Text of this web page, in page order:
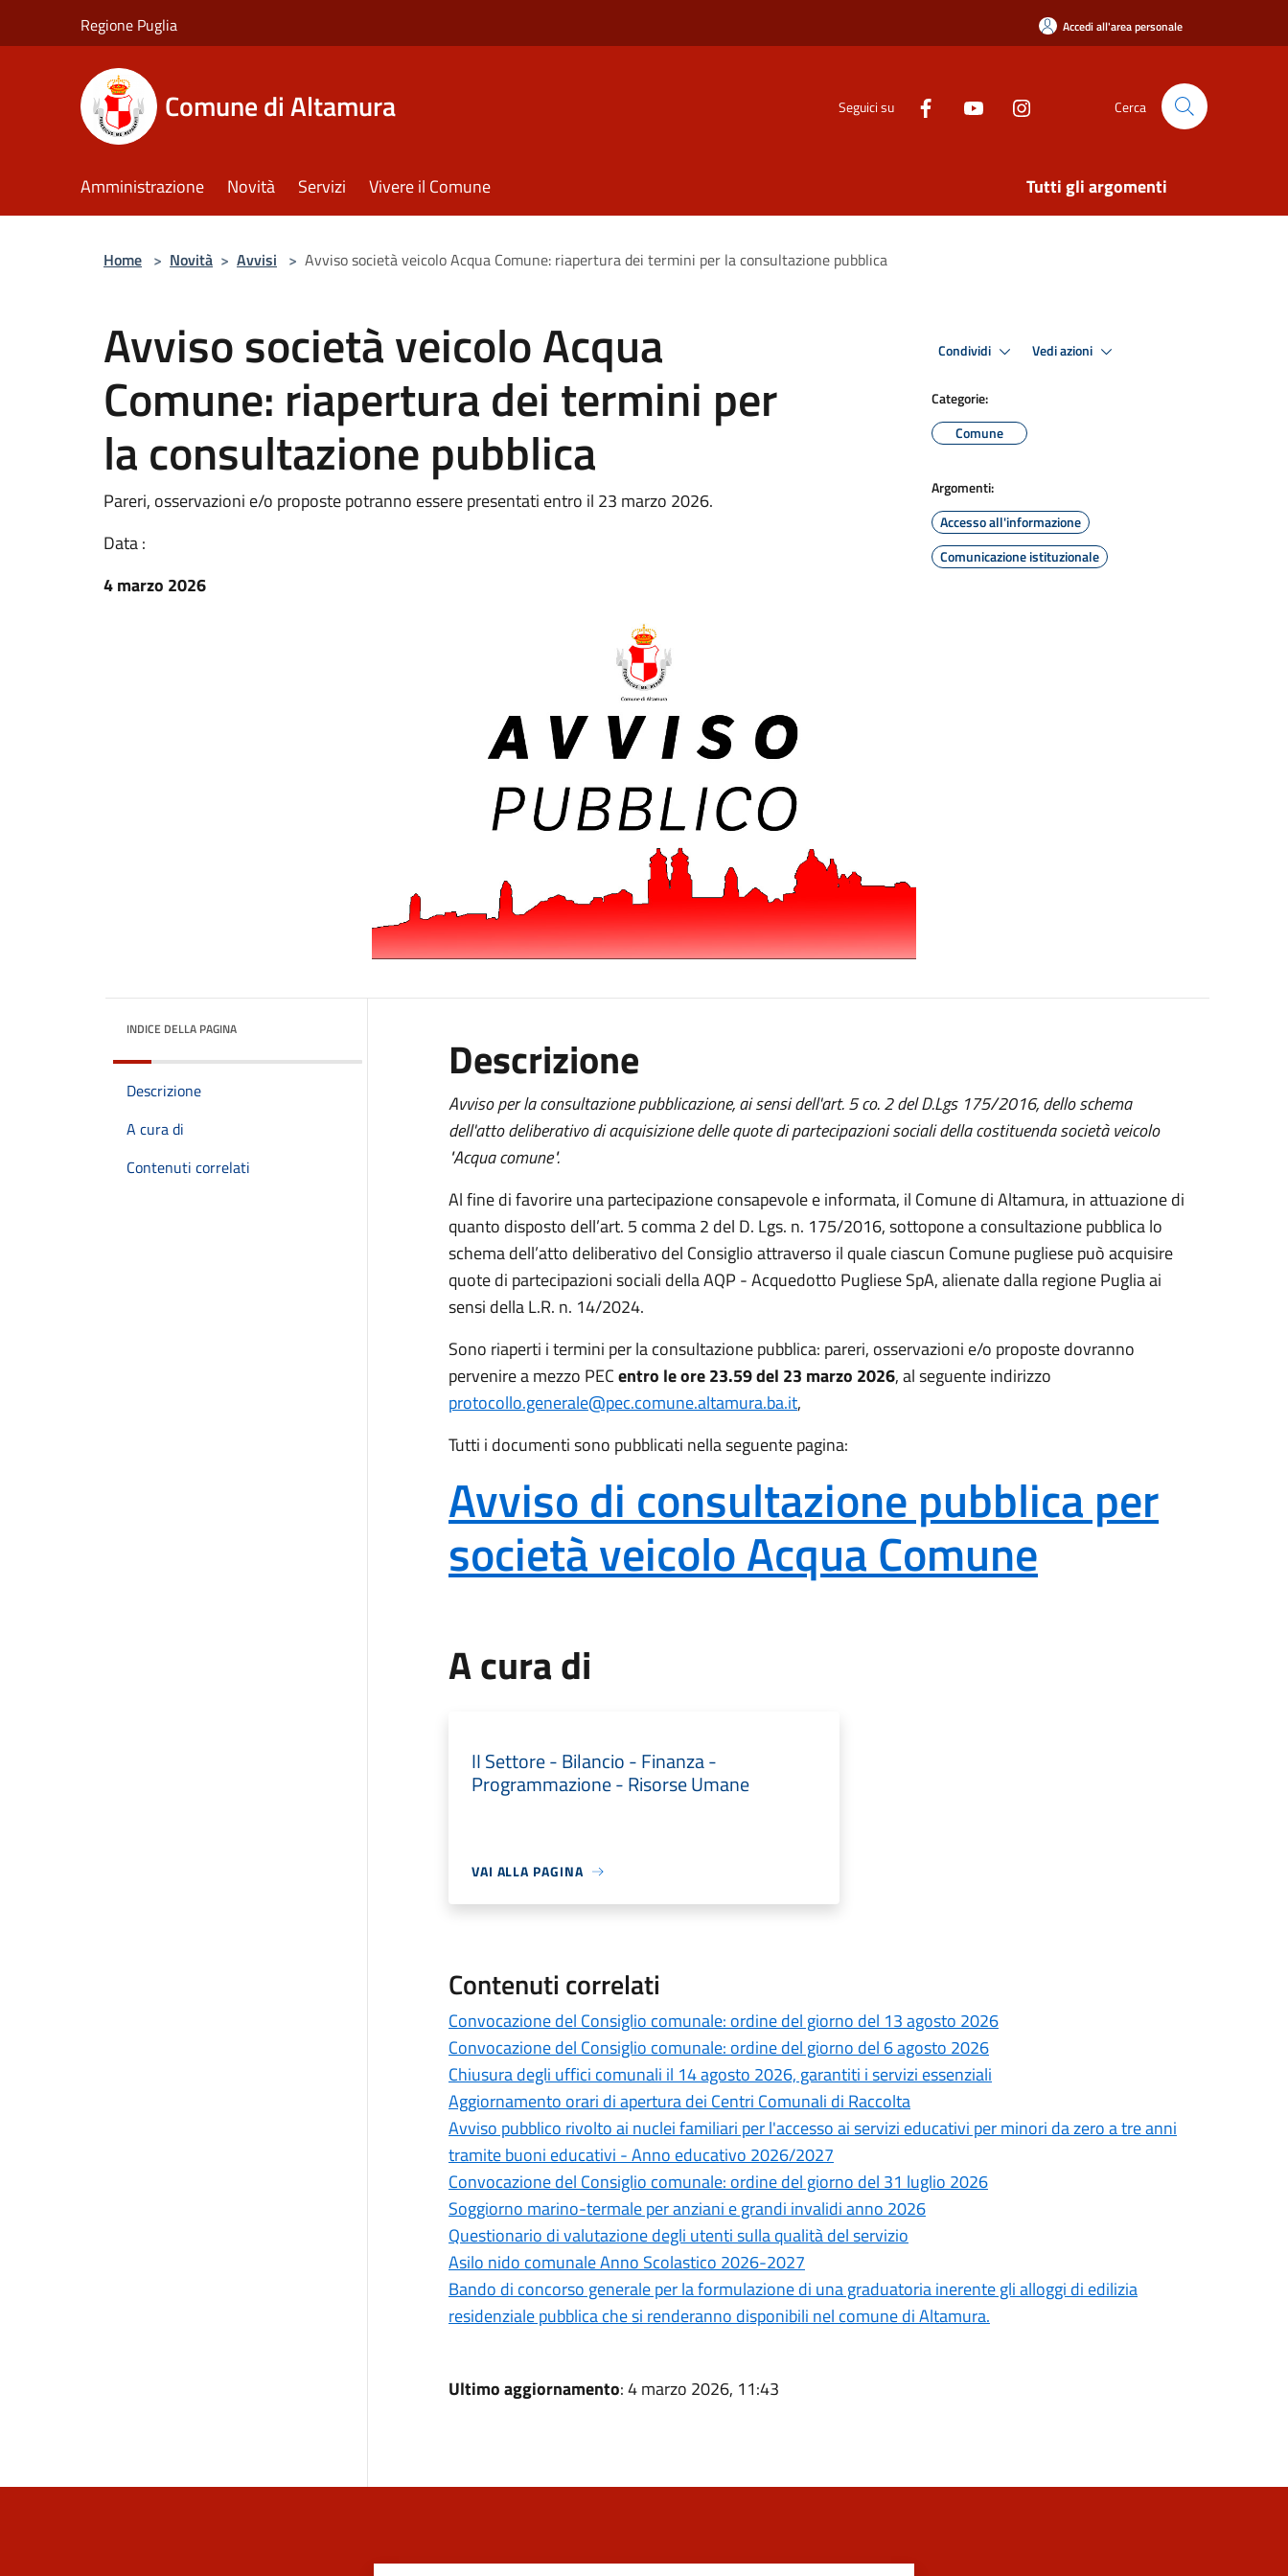
Regione Puglia Accedi all'area personale
Comune di Altamura Seguici su Cerca
Amministrazione Novità Servizi Vivere il Comune Tutti gli argomenti
Home > Novità > Avvisi > Avviso società veicolo Acqua Comune: riapertura dei termini per la consultazione pubblica
Avviso società veicolo Acqua
Comune: riapertura dei termini per
la consultazione pubblica
Pareri, osservazioni e/o proposte potranno essere presentati entro il 23 marzo 2026.
Data :
4 marzo 2026
Condividi Vedi azioni
Categorie:
Comune
Argomenti:
Accesso all'informazione
Comunicazione istituzionale
INDICE DELLA PAGINA
Descrizione
A cura di
Contenuti correlati
Descrizione
Avviso per la consultazione pubblicazione, ai sensi dell'art. 5 co. 2 del D.Lgs 175/2016, dello schema
dell'atto deliberativo di acquisizione delle quote di partecipazioni sociali della costituenda società veicolo
"Acqua comune".
Al fine di favorire una partecipazione consapevole e informata, il Comune di Altamura, in attuazione di
quanto disposto dell’art. 5 comma 2 del D. Lgs. n. 175/2016, sottopone a consultazione pubblica lo
schema dell’atto deliberativo del Consiglio attraverso il quale ciascun Comune pugliese può acquisire
quote di partecipazioni sociali della AQP - Acquedotto Pugliese SpA, alienate dalla regione Puglia ai
sensi della L.R. n. 14/2024.
Sono riaperti i termini per la consultazione pubblica: pareri, osservazioni e/o proposte dovranno
pervenire a mezzo PECentro le ore 23.59 del 23 marzo 2026, al seguente indirizzo
protocollo.generale@pec.comune.altamura.ba.it,
Tutti i documenti sono pubblicati nella seguente pagina:
Avviso di consultazione pubblica per
società veicolo Acqua Comune
A cura di
II Settore - Bilancio - Finanza -
Programmazione - Risorse Umane
VAI ALLA PAGINA
Contenuti correlati
Convocazione del Consiglio comunale: ordine del giorno del 13 agosto 2026
Convocazione del Consiglio comunale: ordine del giorno del 6 agosto 2026
Chiusura degli uffici comunali il 14 agosto 2026, garantiti i servizi essenziali
Aggiornamento orari di apertura dei Centri Comunali di Raccolta
Avviso pubblico rivolto ai nuclei familiari per l'accesso ai servizi educativi per minori da zero a tre anni
tramite buoni educativi - Anno educativo 2026/2027
Convocazione del Consiglio comunale: ordine del giorno del 31 luglio 2026
Soggiorno marino-termale per anziani e grandi invalidi anno 2026
Questionario di valutazione degli utenti sulla qualità del servizio
Asilo nido comunale Anno Scolastico 2026-2027
Bando di concorso generale per la formulazione di una graduatoria inerente gli alloggi di edilizia
residenziale pubblica che si renderanno disponibili nel comune di Altamura.
Ultimo aggiornamento: 4 marzo 2026, 11:43